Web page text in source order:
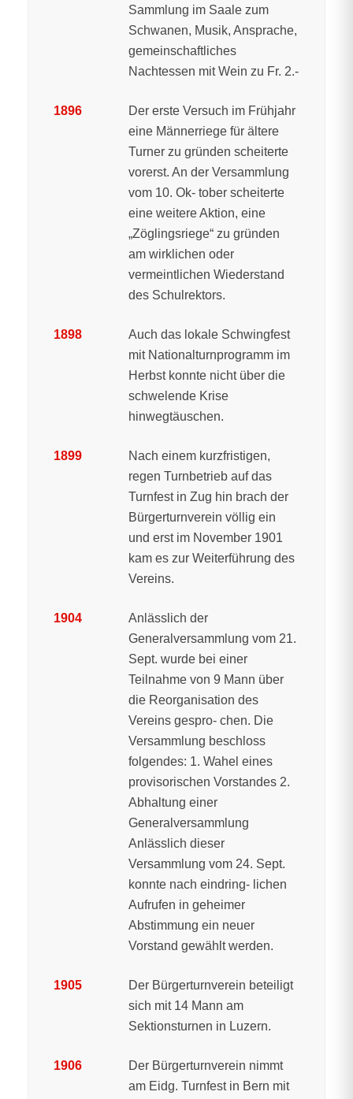
Sammlung im Saale zum
Schwanen, Musik, Ansprache,
gemeinschaftliches
Nachtessen mit Wein zu Fr. 2.-
1896
Der erste Versuch im Frühjahr
eine Männerriege für ältere
Turner zu gründen scheiterte
vorerst. An der Versammlung
vom 10. Ok- tober scheiterte
eine weitere Aktion, eine
„Zöglingsriege“ zu gründen
am wirklichen oder
vermeintlichen Wiederstand
des Schulrektors.
1898
Auch das lokale Schwingfest
mit Nationalturnprogramm im
Herbst konnte nicht über die
schwelende Krise
hinwegtäuschen.
1899
Nach einem kurzfristigen,
regen Turnbetrieb auf das
Turnfest in Zug hin brach der
Bürgerturnverein völlig ein
und erst im November 1901
kam es zur Weiterführung des
Vereins.
1904
Anlässlich der
Generalversammlung vom 21.
Sept. wurde bei einer
Teilnahme von 9 Mann über
die Reorganisation des
Vereins gespro- chen. Die
Versammlung beschloss
folgendes: 1. Wahel eines
provisorischen Vorstandes 2.
Abhaltung einer
Generalversammlung
Anlässlich dieser
Versammlung vom 24. Sept.
konnte nach eindring- lichen
Aufrufen in geheimer
Abstimmung ein neuer
Vorstand gewählt werden.
1905
Der Bürgerturnverein beteiligt
sich mit 14 Mann am
Sektionsturnen in Luzern.
1906
Der Bürgerturnverein nimmt
am Eidg. Turnfest in Bern mit